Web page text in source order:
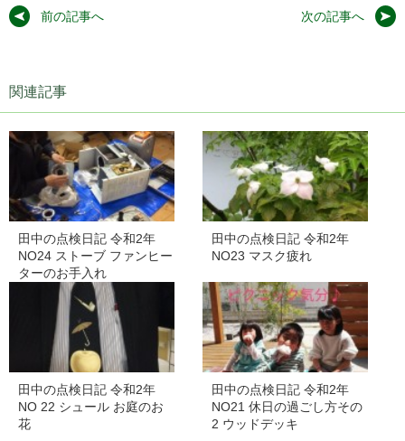
前の記事へ 次の記事へ
関連記事
田中の点検日記 令和2年
NO24 ストーブ ファンヒー
ターのお手入れ
田中の点検日記 令和2年
NO23 マスク疲れ
田中の点検日記 令和2年
NO 22 シュール お庭のお
花
田中の点検日記 令和2年
NO21 休日の過ごし方その
2 ウッドデッキ